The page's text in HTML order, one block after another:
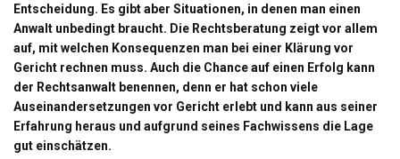
Entscheidung. Es gibt aber Situationen, in denen man einen
Anwalt unbedingt braucht. Die Rechtsberatung zeigt vor allem
auf, mit welchen Konsequenzen man bei einer Klärung vor
Gericht rechnen muss. Auch die Chance auf einen Erfolg kann
der Rechtsanwalt benennen, denn er hat schon viele
Auseinandersetzungen vor Gericht erlebt und kann aus seiner
Erfahrung heraus und aufgrund seines Fachwissens die Lage
gut einschätzen.